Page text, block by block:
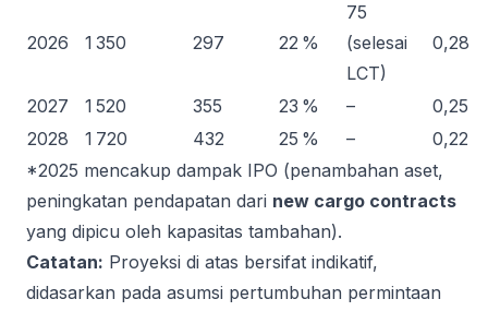
2026 1 350 297 22 %
75
(selesai
LCT)
0,28
2027 1 520 355 23 % –
0,25
2028
1 720 432 25 % –
0,22
*2025 mencakup dampak IPO (penambahan aset,
peningkatan pendapatan dari new cargo contracts
yang dipicu oleh kapasitas tambahan).
Catatan: Proyeksi di atas bersifat indikatif,
didasarkan pada asumsi pertumbuhan permintaan